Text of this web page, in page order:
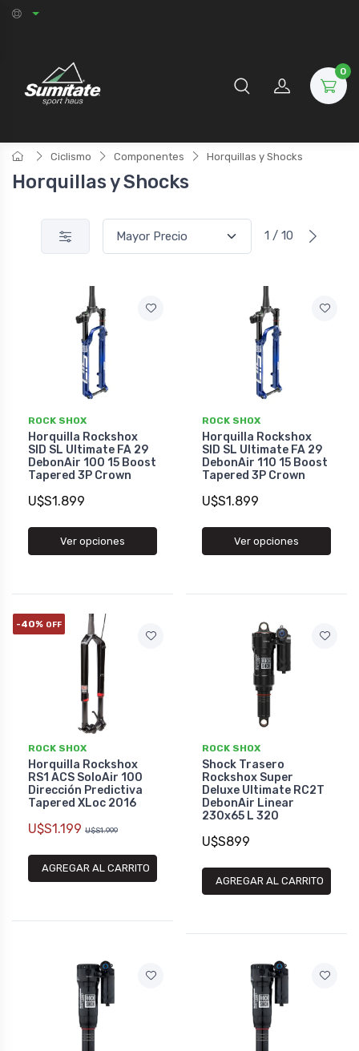
0
Ciclismo Componentes Horquillas y Shocks
Horquillas y Shocks
1 / 10
ROCK SHOX
Horquilla Rockshox
SID SL Ultimate FA 29
DebonAir 100 15 Boost
Tapered 3P Crown
U$S1.899
Ver opciones
ROCK SHOX
Horquilla Rockshox
SID SL Ultimate FA 29
DebonAir 110 15 Boost
Tapered 3P Crown
U$S1.899
Ver opciones
-40% OFF
ROCK SHOX
Horquilla Rockshox
RS1 ACS SoloAir 100
Dirección Predictiva
Tapered XLoc 2016
U$S1.199 U$S1.999
AGREGAR AL CARRITO
ROCK SHOX
Shock Trasero
Rockshox Super
Deluxe Ultimate RC2T
DebonAir Linear
230x65 L 320
U$S899
AGREGAR AL CARRITO